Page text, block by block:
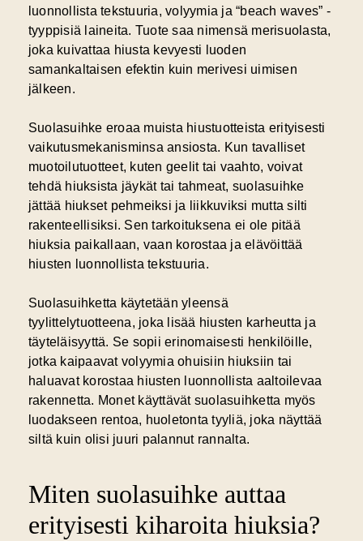
luonnollista tekstuuria, volyymia ja “beach waves” -
tyyppisiä laineita. Tuote saa nimensä merisuolasta,
joka kuivattaa hiusta kevyesti luoden
samankaltaisen efektin kuin merivesi uimisen
jälkeen.
Suolasuihke eroaa muista hiustuotteista erityisesti
vaikutusmekanisminsa ansiosta. Kun tavalliset
muotoilutuotteet, kuten geelit tai vaahto, voivat
tehdä hiuksista jäykät tai tahmeat, suolasuihke
jättää hiukset pehmeiksi ja liikkuviksi mutta silti
rakenteellisiksi. Sen tarkoituksena ei ole pitää
hiuksia paikallaan, vaan korostaa ja elävöittää
hiusten luonnollista tekstuuria.
Suolasuihketta käytetään yleensä
tyylittelytuotteena, joka lisää hiusten karheutta ja
täyteläisyyttä. Se sopii erinomaisesti henkilöille,
jotka kaipaavat volyymia ohuisiin hiuksiin tai
haluavat korostaa hiusten luonnollista aaltoilevaa
rakennetta. Monet käyttävät suolasuihketta myös
luodakseen rentoa, huoletonta tyyliä, joka näyttää
siltä kuin olisi juuri palannut rannalta.
Miten suolasuihke auttaa
erityisesti kiharoita hiuksia?